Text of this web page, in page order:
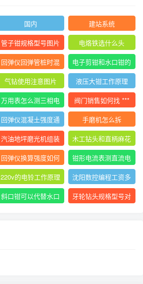
国内
建站系统
管子钳规格型号图片
尺寸
电烙铁选什么头
回弹仪回弹管桩时混
凝土碎
电子剪钳和水口钳的
区别
气钻使用注意图片
液压大钳工作原理
万用表怎么测三相电
压平衡
阀门销售如何找 ***
回弹仪混凝土强度通
用计算公式
手磨机怎么拆
汽油地坪磨光机组装
使用视频
木工钻头和直柄麻花
钻
回弹仪换算强度如何
计算
钳形电流表测直流电
流的 ***
220v的电铃工作原理
沈阳数控编程工资多
少
斜口钳可以代替水口
牙轮钻头规格型号对